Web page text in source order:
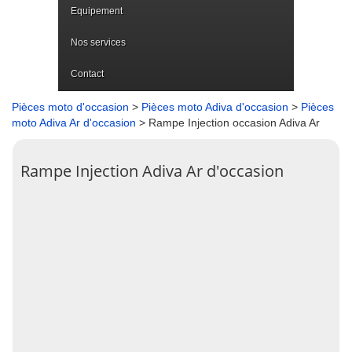
Equipement
Nos services
Contact
Pièces moto d'occasion > Pièces moto Adiva d'occasion > Pièces
moto Adiva Ar d'occasion > Rampe Injection occasion Adiva Ar
Rampe Injection Adiva Ar d'occasion